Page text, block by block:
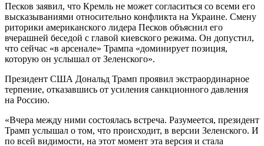
Песков заявил, что Кремль не может согласиться со всеми его
высказываниями относительно конфликта на Украине. Смену
риторики американского лидера Песков объяснил его
вчерашней беседой с главой киевского режима. Он допустил,
что сейчас «в арсенале» Трампа «доминирует позиция,
которую он услышал от Зеленского».
Президент США Дональд Трамп проявил экстраординарное
терпение, отказавшись от усиления санкционного давления
на Россию.
«Вчера между ними состоялась встреча. Разумеется, президент
Трамп услышал о том, что происходит, в версии Зеленского. И
по всей видимости, на этот момент эта версия и стала